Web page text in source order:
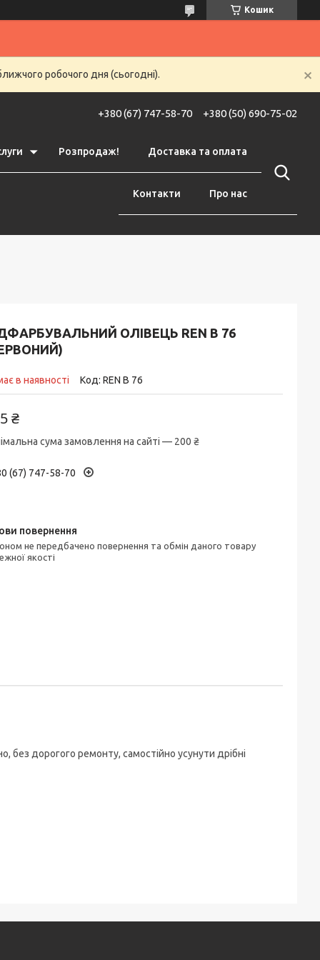
Кошик
робочого дня (сьогодні).
+380 (67) 747-58-70 +380 (50) 690-75-02
Розпродаж! Доставка та оплата
Контакти Про нас
ОЛІВЕЦЬ REN B 76
в наявності Код: REN B 76
₴
сума замовлення на сайті — 200 ₴
(67) 747-58-70
якості
дорогого ремонту, самостійно усунути дрібні